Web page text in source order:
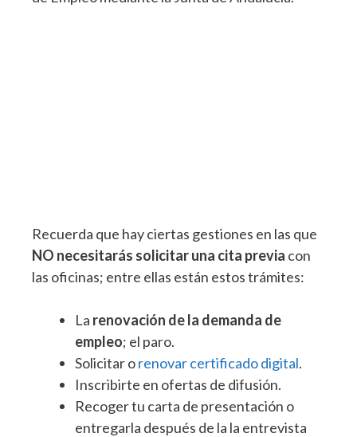
Recuerda que hay ciertas gestiones en las que
NO necesitarás solicitar una cita previa con
las oficinas; entre ellas están estos trámites:
La renovación de la demanda de
empleo; el paro.
Solicitar orenovar certificado digital.
Inscribirte en ofertas de difusión.
Recoger tu carta de presentación o
entregarla después de la la entrevista